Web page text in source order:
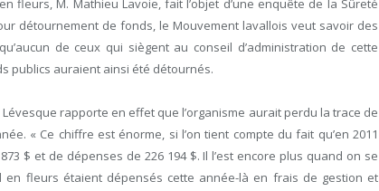
fleurs, M. Mathieu Lavoie, fait l’objet d’une enquête de la Sûreté
détournement de fonds, le Mouvement lavallois veut savoir des
de ceux qui siègent au conseil d’administration de cette
publics auraient ainsi été détournés.
rapporte en effet que l’organisme aurait perdu la trace de
« Ce chiffre est énorme, si l’on tient compte du fait qu’en 2011
$ et de dépenses de 226 194 $. Il l’est encore plus quand on se
en fleurs étaient dépensés cette année-là en frais de gestion et